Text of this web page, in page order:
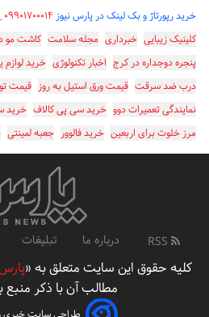
خرید رپورتاژ و بک لینک در پارس نیوز ۰۹۹۰۱۷۰۰۰۱۴
کلینیک زیبایی خبرداری مجله سلامت کاشت مو
پنجره دوجداره در کرج اخبار تکنولوژی خرید لوازم
درب ضد سرقت قیمت ورق استیل به روز قیمت
نمایندگی تعمیرات دوو خرید سی پی کالاف خرید
مرز خلوت برای اربعین خرید فالوور جعبه لمینتی
درباره ما تبلیغات
کلیه حقوق این سایت متعلق به «
مطالب آن با ذکر منبع